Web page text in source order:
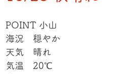
POINT 小山
海況　穏やか
天気　晴れ
気温　20℃